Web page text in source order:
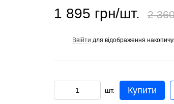
1 895 грн/шт. 2
Ввійти для відображення
шт. Купити